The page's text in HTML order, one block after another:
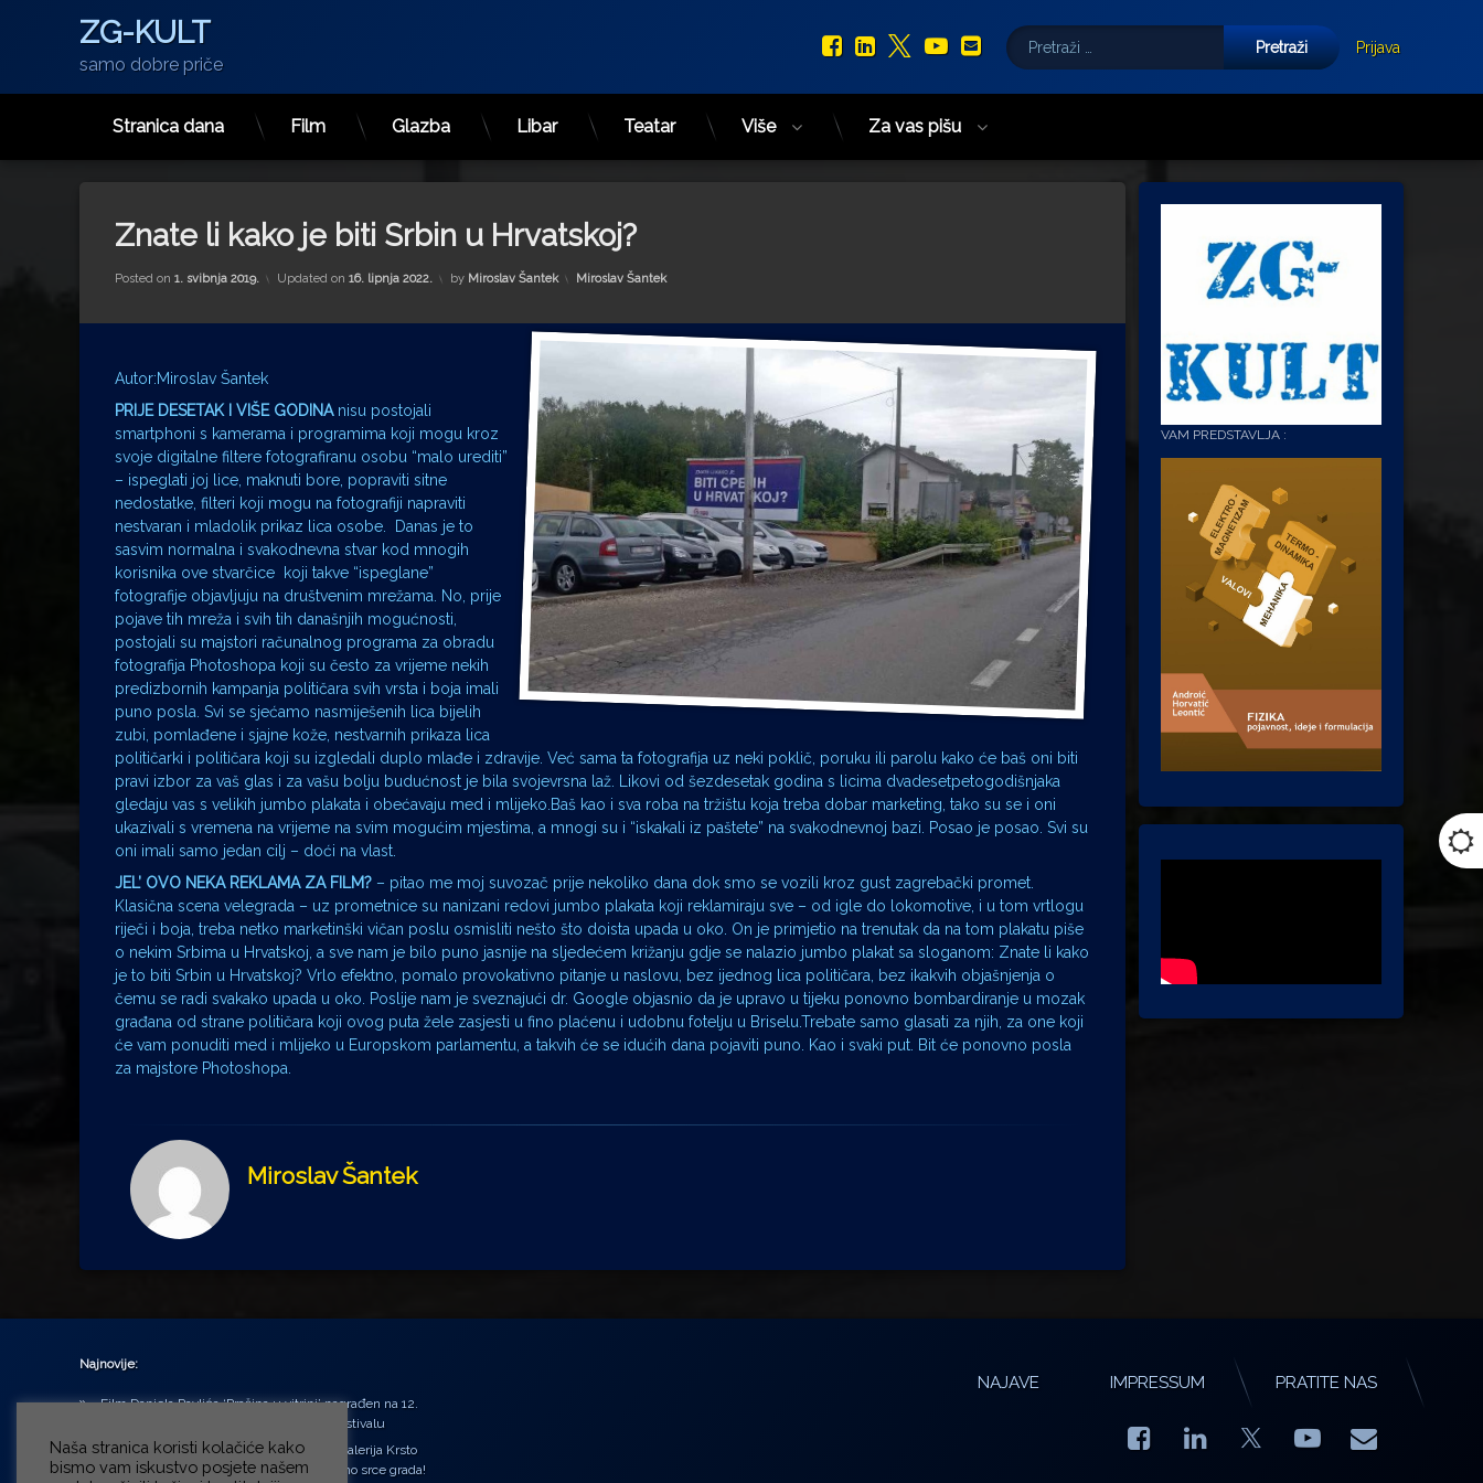
Preskoči
ZG-KULT
samo dobre priče
Facebook
LinkedIn
X.com
YouTube
E-mail
Pretraži:
Prijava
Stranica dana Film Glazba Libar Teatar Više Za vas pišu
Znate li kako je biti Srbin u Hrvatskoj?
Posted on 1. svibnja 2019. Updated on 16. lipnja 2022. by Miroslav Šantek Kategorije:
Miroslav Šantek
Autor:Miroslav Šantek
PRIJE DESETAK I VIŠE GODINAnisu postojali
smartphoni s kamerama i programima koji mogu kroz
svoje digitalne filtere fotografiranu osobu “malo urediti”
– ispeglati joj lice, maknuti bore, popraviti sitne
nedostatke, filteri koji mogu na fotografiji napraviti
nestvaran i mladolik prikaz lica osobe. Danas je to
sasvim normalna i svakodnevna stvar kod mnogih
korisnika ove stvarčice koji takve “ispeglane”
fotografije objavljuju na društvenim mrežama. No, prije
pojave tih mreža i svih tih današnjih mogućnosti,
postojali su majstori računalnog programa za obradu
fotografija Photoshopa koji su često za vrijeme nekih
predizbornih kampanja političara svih vrsta i boja imali
puno posla. Svi se sjećamo nasmiješenih lica bijelih
zubi, pomlađene i sjajne kože, nestvarnih prikaza lica
političarki i političara koji su izgledali duplo mlađe i zdravije. Već sama ta fotografija uz neki poklič, poruku ili parolu kako će baš oni biti
pravi izbor za vaš glas i za vašu bolju budućnost je bila svojevrsna laž. Likovi od šezdesetak godina s licima dvadesetpetogodišnjaka
gledaju vas s velikih jumbo plakata i obećavaju med i mlijeko.Baš kao i sva roba na tržištu koja treba dobar marketing, tako su se i oni
ukazivali s vremena na vrijeme na svim mogućim mjestima, a mnogi su i “iskakali iz paštete” na svakodnevnoj bazi. Posao je posao. Svi su
oni imali samo jedan cilj – doći na vlast.
JEL’ OVO NEKA REKLAMA ZA FILM? – pitao me moj suvozač prije nekoliko dana dok smo se vozili kroz gust zagrebački promet.
Klasična scena velegrada – uz prometnice su nanizani redovi jumbo plakata koji reklamiraju sve – od igle do lokomotive, i u tom vrtlogu
riječi i boja, treba netko marketinški vičan poslu osmisliti nešto što doista upada u oko. On je primjetio na trenutak da na tom plakatu piše
o nekim Srbima u Hrvatskoj, a sve nam je bilo puno jasnije na sljedećem križanju gdje se nalazio jumbo plakat sa sloganom: Znate li kako
je to biti Srbin u Hrvatskoj? Vrlo efektno, pomalo provokativno pitanje u naslovu, bez ijednog lica političara, bez ikakvih objašnjenja o
čemu se radi svakako upada u oko. Poslije nam je sveznajući dr. Google objasnio da je upravo u tijeku ponovno bombardiranje u mozak
građana od strane političara koji ovog puta žele zasjesti u fino plaćenu i udobnu fotelju u Briselu.Trebate samo glasati za njih, za one koji
će vam ponuditi med i mlijeko u Europskom parlamentu, a takvih će se idućih dana pojaviti puno. Kao i svaki put. Bit će ponovno posla
za majstore Photoshopa.
Miroslav Šantek
VAM PREDSTAVLJA :
Najnovije:
Film Daniela Pavlića ‘Prašina u vitrini’ nagrađen na 12.
Green Montenegro International Film Festivalu
U središtu Petrinje otvorena obnovljena Galerija Krsto
Hegedušić: Kultura vraćena kući, u samo srce grada!
NAJAVE IMPRESSUM PRATITE NAS
Facebook
LinkedIn YouTube
E-mail
Naša stranica koristi kolačiće kako
bismo vam iskustvo posjete našem